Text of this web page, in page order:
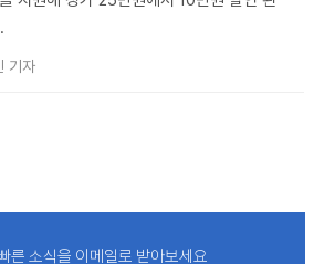
기자
른 소식을 이메일로 받아보세요